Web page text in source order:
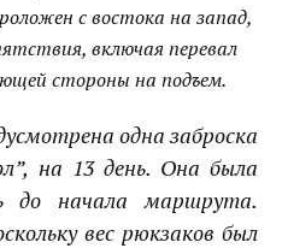
с востока на запад,
включая перевал
стороны на подъем.
одна заброска
, на 13 день. Она была
до начала маршрута.
вес рюкзаков был